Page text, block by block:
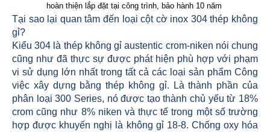
hoàn thiện lắp đặt tại công trình, bảo hành 10 năm
Tại sao lại quan tâm đến loại cột cờ inox 304 thép không
gỉ?
Kiểu 304 là thép không gỉ austentic crom-niken nói chung
cũng như đã thực sự được phát hiện phù hợp với phạm
vi sử dụng lớn nhất trong tất cả các loại sản phẩm Công
việc xây dựng bằng thép không gỉ. Là thành phần của
phân loại 300 Series, nó được tạo thành chủ yếu từ 18%
crom cũng như 8% niken và thực tế trong một số trường
hợp được khuyến nghị là không gỉ 18-8. Chống oxy hóa